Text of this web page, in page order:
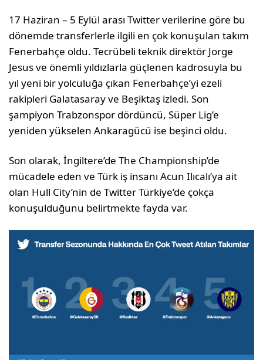
17 Haziran – 5 Eylül arası Twitter verilerine göre bu
dönemde transferlerle ilgili en çok konuşulan takım
Fenerbahçe oldu. Tecrübeli teknik direktör Jorge
Jesus ve önemli yıldızlarla güçlenen kadrosuyla bu
yıl yeni bir yolculuğa çıkan Fenerbahçe’yi ezeli
rakipleri Galatasaray ve Beşiktaş izledi. Son
şampiyon Trabzonspor dördüncü, Süper Lig’e
yeniden yükselen Ankaragücü ise beşinci oldu.
Son olarak, İngiltere’de The Championship’de
mücadele eden ve Türk iş insanı Acun Ilıcalı’ya ait
olan Hull City’nin de Twitter Türkiye’de çokça
konuşulduğunu belirtmekte fayda var.